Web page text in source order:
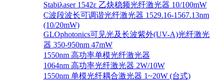
Stabiλaser 1542ε 乙炔稳频光纤激光器 10/100mW
C波段波长可调谐光纤激光器 1529.16-1567.13nm
(10/20mW)
GLOphotonics可见光及长波紫外(UV-A)光纤激光
器 350-950nm 47mW
1550nm 高功率单模光纤激光器
1064nm 高功率光纤激光器 2W/10W
1550nm 单模光纤耦合激光器 1~20W (台式)